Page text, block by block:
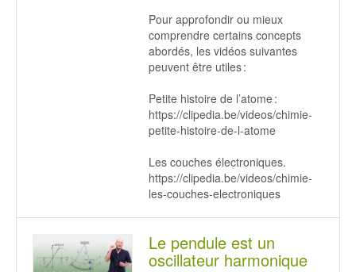
Pour approfondir ou mieux
comprendre certains concepts
abordés, les vidéos suivantes
peuvent être utiles :
Petite histoire de l’atome :
https://clipedia.be/videos/chimie-
petite-histoire-de-l-atome
Les couches électroniques.
https://clipedia.be/videos/chimie-
les-couches-electroniques
Le pendule est un
oscillateur harmonique